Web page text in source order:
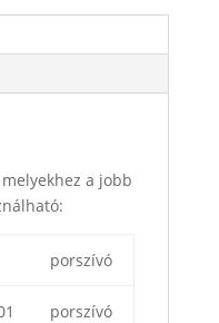
a jobb
porszívó
porszívó